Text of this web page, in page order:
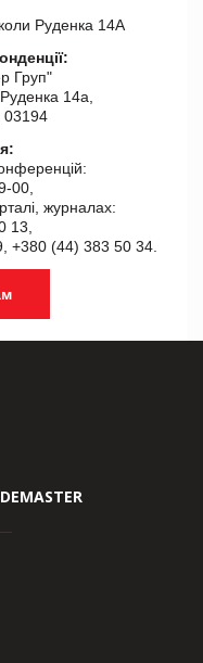
Руденка 14А
Груп"
14а,
03194
00,
журналах:
13,
+380 (44) 383 50 34.